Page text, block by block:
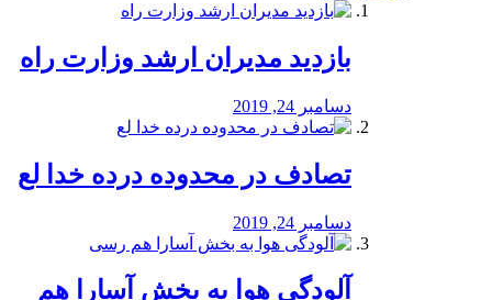
بازدید مدیران ارشد وزارت راه
دسامبر 24, 2019
تصادف در محدوده درده خدا لع
دسامبر 24, 2019
آلودگی هوا به بخش آسارا هم